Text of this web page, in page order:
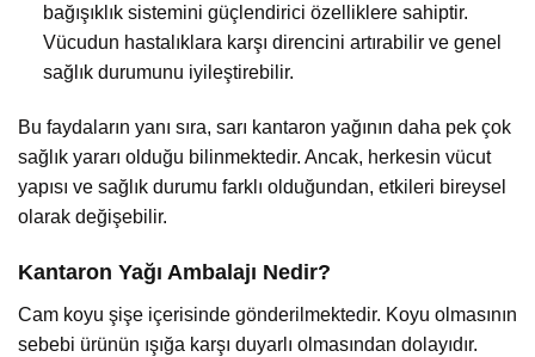
bağışıklık sistemini güçlendirici özelliklere sahiptir.
Vücudun hastalıklara karşı direncini artırabilir ve genel
sağlık durumunu iyileştirebilir.
Bu faydaların yanı sıra, sarı kantaron yağının daha pek çok
sağlık yararı olduğu bilinmektedir. Ancak, herkesin vücut
yapısı ve sağlık durumu farklı olduğundan, etkileri bireysel
olarak değişebilir.
Kantaron Yağı Ambalajı Nedir?
Cam koyu şişe içerisinde gönderilmektedir. Koyu olmasının
sebebi ürünün ışığa karşı duyarlı olmasından dolayıdır.